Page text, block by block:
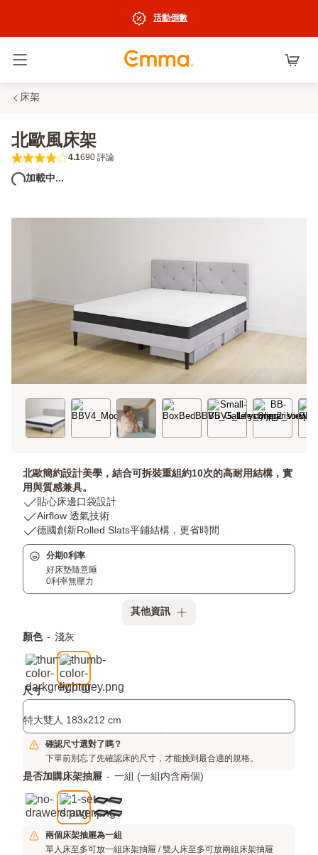
活動倒數
床架
北歐風床架
4.1 out of 5 stars 690 評論
4.1690 評論
加載中...
北歐簡約設計美學，結合可拆裝重組約10次的高耐用結構，實
用與質感兼具。
USP
1:
貼
心
床
口
計
貼心床邊口袋設計
USP
2:
Airflow
透
技
Airflow 透氣技術
USP
3:
德
創
Slats
平
鋪
結
構，
更
省
時
間
德國創新Rolled Slats平鋪結構，更省時間
分期0利率
好床墊隨意睡
0利率無壓力
其他資訊
附
加
項
目
顏色 - 淺灰
尺寸
特大雙人 183x212 cm
確認尺寸選對了嗎？
下單前別忘了先確認床的尺寸，才能挑到最合適的規格。
是否加購床架抽屜 - 一組 (一組内含兩個)
兩個床架抽屜為一組
單人床至多可放一組床架抽屜 / 雙人床至多可放兩組床架抽屜